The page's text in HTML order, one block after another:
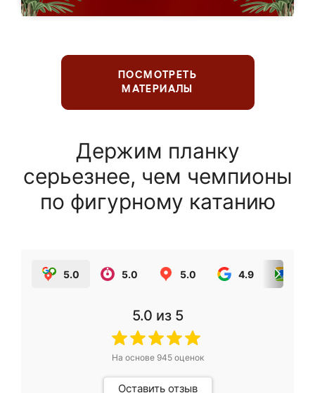
ПОСМОТРЕТЬ
МАТЕРИАЛЫ
Держим планку
серьезнее, чем чемпионы
по фигурному катанию
5.0 5.0 5.0 4.9
5.0 из 5
На основе 945оценок
Оставить отзыв